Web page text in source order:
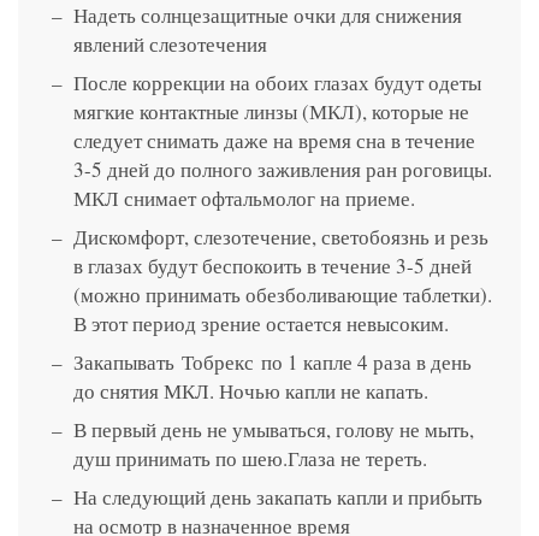
Надеть солнцезащитные очки для снижения
явлений слезотечения
После коррекции на обоих глазах будут одеты
мягкие контактные линзы (МКЛ), которые не
следует снимать даже на время сна в течение
3-5 дней до полного заживления ран роговицы.
МКЛ снимает офтальмолог на приеме.
Дискомфорт, слезотечение, светобоязнь и резь
в глазах будут беспокоить в течение 3-5 дней
(можно принимать обезболивающие таблетки).
В этот период зрение остается невысоким.
Закапывать Тобрекс по 1 капле 4 раза в день
до снятия МКЛ. Ночью капли не капать.
В первый день не умываться, голову не мыть,
душ принимать по шею.Глаза не тереть.
На следующий день закапать капли и прибыть
на осмотр в назначенное время